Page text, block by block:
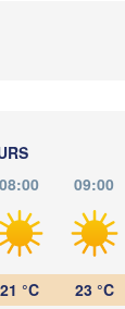
08:00 09:00
21 °C
23 °C